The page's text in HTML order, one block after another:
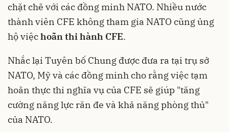
chặt chẽ với các đồng minh NATO. Nhiều nước
thành viên CFE không tham gia NATO cũng ủng
hộ việchoãn thi hành CFE.
Nhắc lại Tuyên bố Chung được đưa ra tại trụ sở
NATO, Mỹ và các đồng minh cho rằng việc tạm
hoãn thực thi nghĩa vụ của CFE sẽ giúp "tăng
cường năng lực răn đe và khả năng phòng thủ"
của NATO.